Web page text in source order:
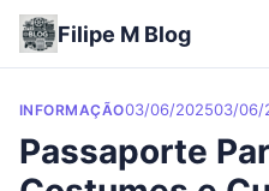
Filipe M Blog
Categories
INFORMAÇÃOPosted on
03/06/202503/06/
Passaporte